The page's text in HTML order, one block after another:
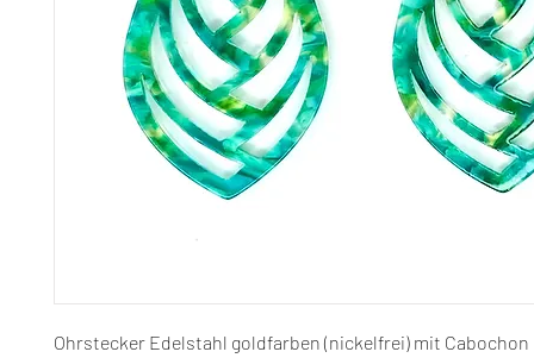
Ohrstecker Edelstahl goldfarben (nickelfrei) mit Cabochon